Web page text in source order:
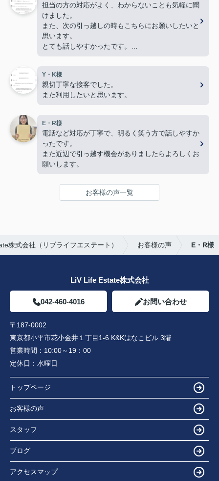
担当の方の対応がよく、わからないことも気軽に聞
けました。
また、次の引っ越しの時もこちらにお願いしたいと
思います。
とても話しやすかったです。
Y・K様
親切丁寧な接客でした。
また利用したいと思います。
E・R様
電話など対応が丁寧で、明るく笑う方で話しやすか
ったです。
また近辺で引っ越す機会がありましたらよろしくお
願いします。
お客様の声一覧
株式会社（リブライフエステート） お客様の声 E・R様
LiV Life Estate株式会社
042-460-4016 お問い合わせ
〒187-0002
東京都小平市花小金井１丁目1-6 K&Kはなこビル 3階
営業時間： 10:00～19：00
定休日： 水曜日
トップページ
お客様の声
スタッフ
ブログ
アクセスマップ